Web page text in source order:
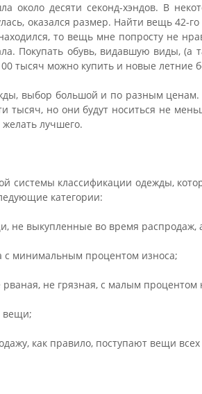
около десяти секонд-хэндов. В
оказался размер. Найти вещь 42-
то вещь мне попросту не
Покупать обувь, видавшую виды, (а
тысяч можно купить и новые летние
выбор большой и по разным
тысяч, но они будут носиться не
желать лучшего.
системы классификации одежды,
категории:
не выкупленные во время распродаж,
с минимальным процентом износа;
рваная, не грязная, с малым процентом
вещи;
как правило, поступают вещи